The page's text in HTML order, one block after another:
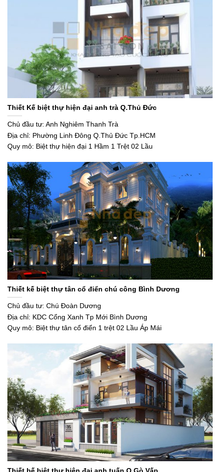
Thiết Kế biệt thự hiện đại anh trà Q.Thủ Đức
Chủ đầu tư: Anh Nghiêm Thanh Trà
Địa chỉ: Phường Linh Đông Q.Thủ Đức Tp.HCM
Quy mô: Biệt thự hiện đại 1 Hầm 1 Trệt 02 Lầu
Thiết kế biệt thự tân cổ điển chú công Bình Dương
Chủ đầu tư: Chú Đoàn Dương
Địa chỉ: KDC Cổng Xanh Tp Mới Bình Dương
Quy mô: Biệt thự tân cổ điển 1 trệt 02 Lầu Áp Mái